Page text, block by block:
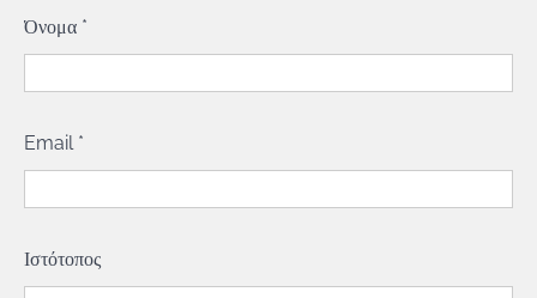
Όνομα *
Email *
Ιστότοπος